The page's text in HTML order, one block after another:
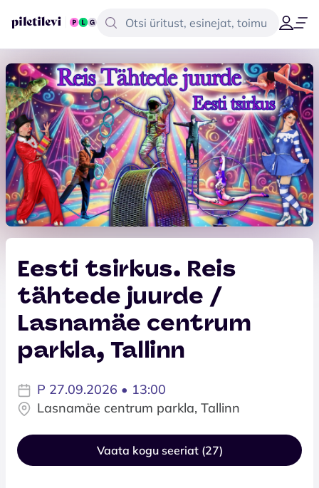
Eesti tsirkus. Reis
tähtede juurde /
Lasnamäe centrum
parkla, Tallinn
P 27.09.2026 • 13:00
Lasnamäe centrum parkla, Tallinn
Vaata kogu seeriat (27)